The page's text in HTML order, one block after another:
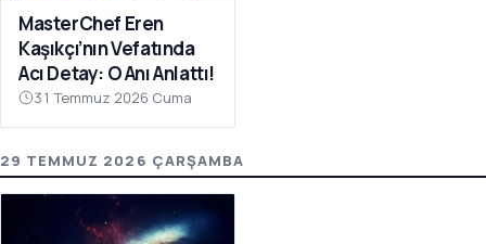
MasterChef Eren
Kaşıkçı’nın Vefatında
Acı Detay: O Anı Anlattı!
31 Temmuz 2026 Cuma
29 TEMMUZ 2026 ÇARŞAMBA